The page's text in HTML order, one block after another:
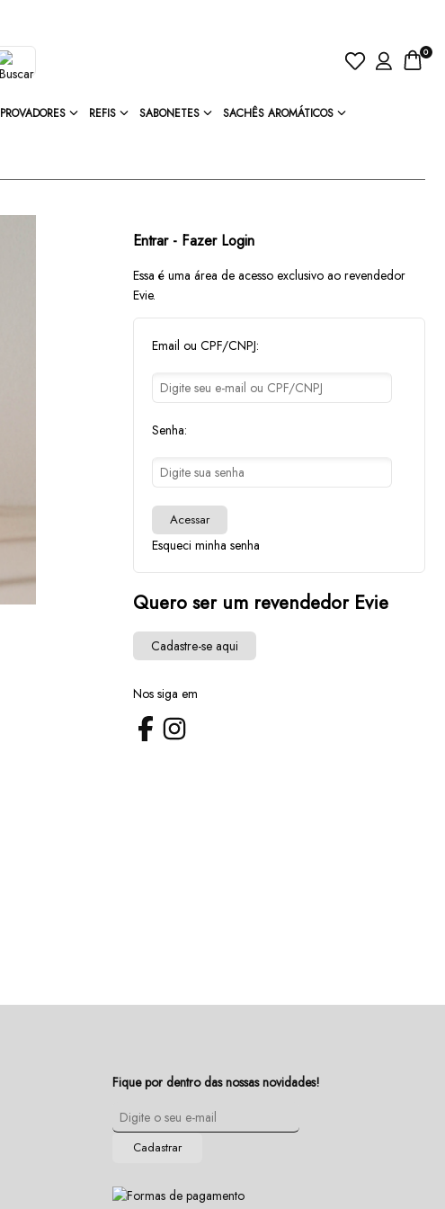
0
PROVADORES REFIS SABONETES SACHÊS AROMÁTICOS
Entrar - Fazer Login
Essa é uma área de acesso exclusivo ao revendedor
Evie.
Email ou CPF/CNPJ:
Senha:
Acessar
Esqueci minha senha
Quero ser um revendedor Evie
Cadastre-se aqui
Nos siga em
Fique por dentro das nossas novidades!
Cadastrar